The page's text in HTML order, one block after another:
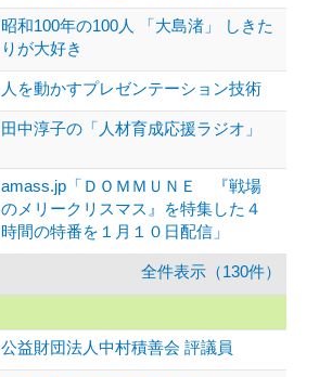
昭和100年の100人 「大島渚」 しきた
りが大好き
人を動かすプレゼンテーション技術
田中淳子の「人材育成応援ラジオ」
amass.jp「ＤＯＭＭＵＮＥ 『戦場
のメリークリスマス』を特集した４
時間の特番を１月１０日配信」
全件表示（130件）
公益財団法人中村積善会 評議員